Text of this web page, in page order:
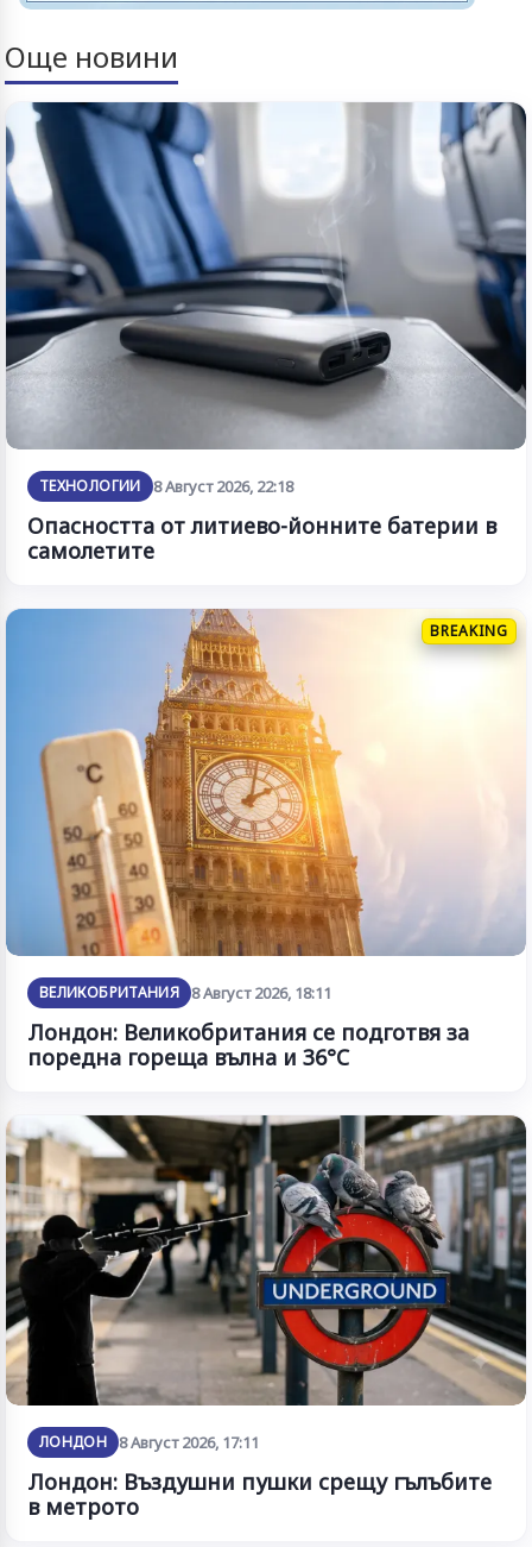
Още новини
ТЕХНОЛОГИИ 8 Август 2026, 22:18
Опасността от литиево-йонните батерии в
самолетите
BREAKING
ВЕЛИКОБРИТАНИЯ 8 Август 2026, 18:11
Лондон: Великобритания се подготвя за
поредна гореща вълна и 36°C
ЛОНДОН 8 Август 2026, 17:11
Лондон: Въздушни пушки срещу гълъбите
в метрото